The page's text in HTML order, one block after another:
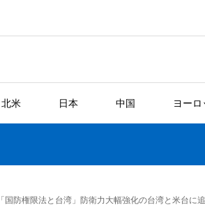
北米 日本 中国 ヨーロ
「国防権限法と台湾」防衛力大幅強化の台湾と米台に